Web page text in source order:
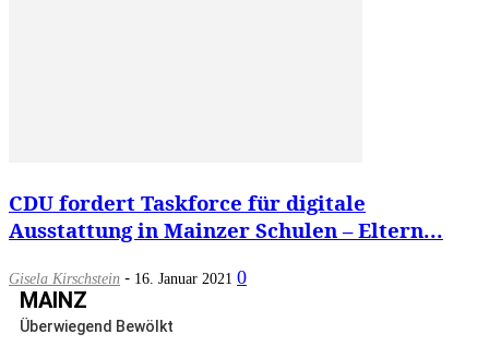
CDU fordert Taskforce für digitale
Ausstattung in Mainzer Schulen – Eltern...
Gisela Kirschstein - 16. Januar 2021 0
MAINZ
Überwiegend Bewölkt